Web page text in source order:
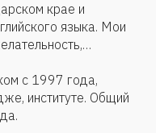
- кандидат
крае и
языка. Мои
с 1997 года,
институте. Общий